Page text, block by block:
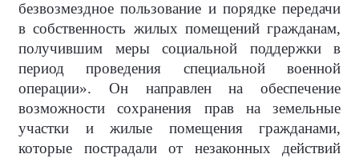
безвозмездное пользование и порядке передачи
в собственность жилых помещений гражданам,
получившим меры социальной поддержки в
период проведения специальной военной
операции». Он направлен на обеспечение
возможности сохранения прав на земельные
участки и жилые помещения гражданами,
которые пострадали от незаконных действий